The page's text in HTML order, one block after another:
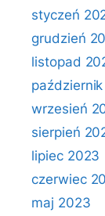
styczeń
grudzień
listopad
wrzesień
sierpień
lipiec 2023
czerwiec
maj 2023